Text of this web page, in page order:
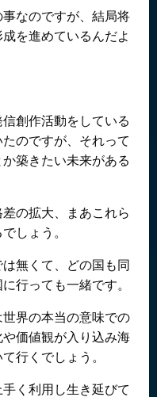
なのですが、結局将
を進めているんだよ
創作活動をしている
のですが、それって
築きたい未来がある
の拡大、まあこれら
しょう。
無くて、どの国も同
行っても一緒です。
界の本当の意味での
価値観が入り込み海
行くでしょう。
く利用し生き延びて